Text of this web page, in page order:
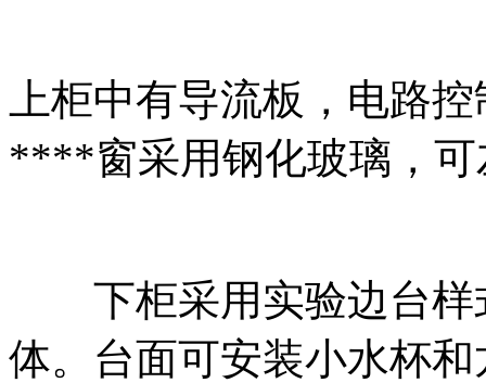
上柜中有导流板，电路
****窗采用钢化玻璃，可
下柜采用实验边台样
体。台面可安装小水杯和